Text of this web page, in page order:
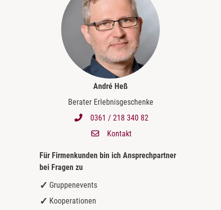
André Heß
Berater Erlebnisgeschenke
0361 / 218 340 82
Kontakt
Für Firmenkunden bin ich Ansprechpartner
bei Fragen zu
Gruppenevents
Kooperationen